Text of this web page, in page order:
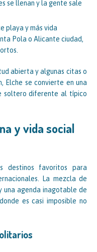
se llenan y la gente sale
playa y más vida
Pola o Alicante ciudad,
abierta y algunas citas o
Elche se convierte en una
soltero diferente al típico
y vida social
destinos favoritos para
La mezcla de
una agenda inagotable de
es casi imposible no